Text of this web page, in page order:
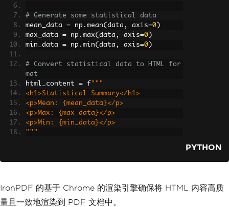
# Generate some statistical data
mean_data = np . mean( data , axis=0 )
max_data = np . max( data , axis=0 )
min_data = np . min( data , axis=0 )
# Convert statistical data to HTML for
mat
html_content = f """
<h1>Statistical Summary</h1>
<p>Mean: {mean_data}</p>
<p>Max: {max_data}</p>
<p>Min: {min_data}</p>
"""
pdf = renderer.RenderHtmlAsPdf(html_co
PYTHON
IronPDF 的基于 Chrome 的渲染引擎确保将 HTML 内容高质
量且一致地渲染到 PDF 文档中。